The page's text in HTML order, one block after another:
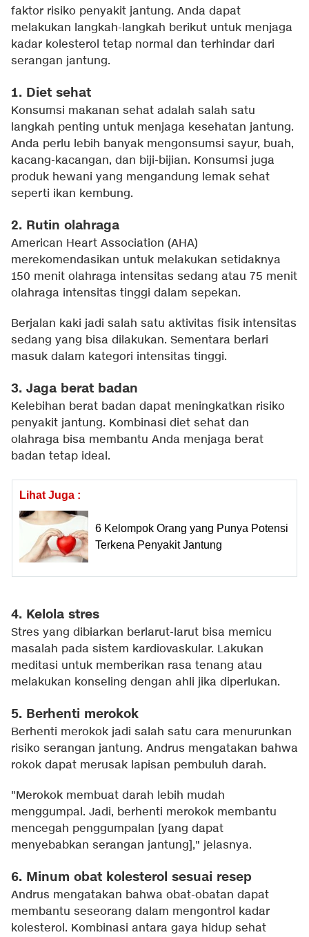
faktor risiko penyakit jantung. Anda dapat
melakukan langkah-langkah berikut untuk menjaga
kadar kolesterol tetap normal dan terhindar dari
serangan jantung.
1. Diet sehat
Konsumsi makanan sehat adalah salah satu
langkah penting untuk menjaga kesehatan jantung.
Anda perlu lebih banyak mengonsumsi sayur, buah,
kacang-kacangan, dan biji-bijian. Konsumsi juga
produk hewani yang mengandung lemak sehat
seperti ikan kembung.
2. Rutin olahraga
American Heart Association (AHA)
merekomendasikan untuk melakukan setidaknya
150 menit olahraga intensitas sedang atau 75 menit
olahraga intensitas tinggi dalam sepekan.
Berjalan kaki jadi salah satu aktivitas fisik intensitas
sedang yang bisa dilakukan. Sementara berlari
masuk dalam kategori intensitas tinggi.
3. Jaga berat badan
Kelebihan berat badan dapat meningkatkan risiko
penyakit jantung. Kombinasi diet sehat dan
olahraga bisa membantu Anda menjaga berat
badan tetap ideal.
Lihat Juga :
6 Kelompok Orang yang Punya Potensi
Terkena Penyakit Jantung
4. Kelola stres
Stres yang dibiarkan berlarut-larut bisa memicu
masalah pada sistem kardiovaskular. Lakukan
meditasi untuk memberikan rasa tenang atau
melakukan konseling dengan ahli jika diperlukan.
5. Berhenti merokok
Berhenti merokok jadi salah satu cara menurunkan
risiko serangan jantung. Andrus mengatakan bahwa
rokok dapat merusak lapisan pembuluh darah.
"Merokok membuat darah lebih mudah
menggumpal. Jadi, berhenti merokok membantu
mencegah penggumpalan [yang dapat
menyebabkan serangan jantung]," jelasnya.
6. Minum obat kolesterol sesuai resep
Andrus mengatakan bahwa obat-obatan dapat
membantu seseorang dalam mengontrol kadar
kolesterol. Kombinasi antara gaya hidup sehat